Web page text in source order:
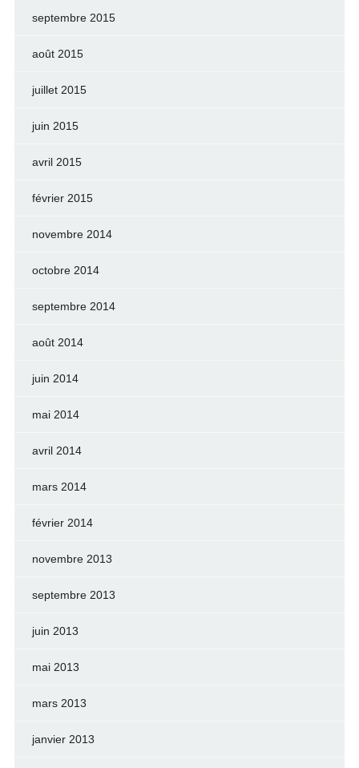
septembre 2015
août 2015
juillet 2015
juin 2015
avril 2015
février 2015
novembre 2014
octobre 2014
septembre 2014
août 2014
juin 2014
mai 2014
avril 2014
mars 2014
février 2014
novembre 2013
septembre 2013
juin 2013
mai 2013
mars 2013
janvier 2013